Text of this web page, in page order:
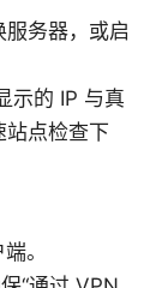
服务器，或启
示的 IP 与真
站点检查下
。